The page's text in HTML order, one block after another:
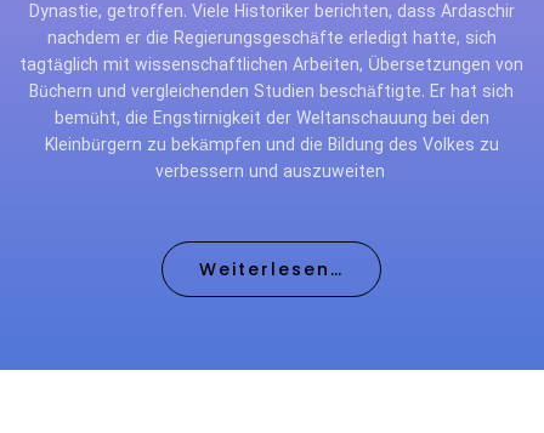
Dynastie, getroffen. Viele Historiker berichten, dass Ardaschir
nachdem er die Regierungsgeschäfte erledigt hatte, sich
tagtäglich mit wissenschaftlichen Arbeiten, Übersetzungen von
Büchern und vergleichenden Studien beschäftigte. Er hat sich
bemüht, die Engstirnigkeit der Weltanschauung bei den
Kleinbürgern zu bekämpfen und die Bildung des Volkes zu
verbessern und auszuweiten
Weiterlesen…